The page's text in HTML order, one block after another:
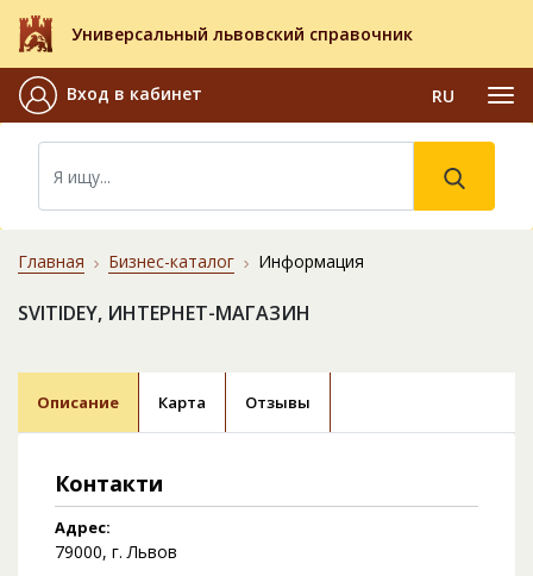
Универсальный львовский справочник
Вход в кабинет RU
Главная Бизнес-каталог Информация
SVITIDEY, ИНТЕРНЕТ-МАГАЗИН
Описание Карта Отзывы
Контакти
Адрес:
79000, г. Львов